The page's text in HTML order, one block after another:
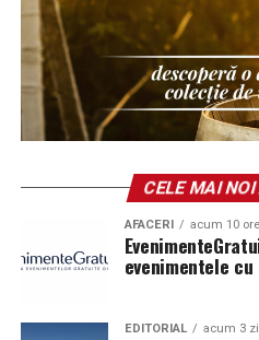
Ghidul Eyes-Shut, un
finalul proiectului, care
spectacol, metodologia
a replica acest tip de
Ghidul este disponibil
CELE MAI
AFACERI acum 10 ore
evenimentele
EDITORIAL acum 3